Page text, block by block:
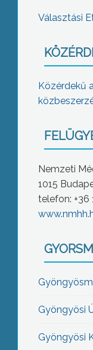
Választási
Közérdekű
Nemzeti
1015
telefon: +36
Gyöngyösi
Gyöngyösi